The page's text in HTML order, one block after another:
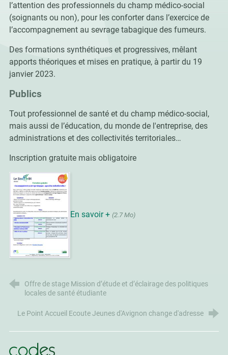
l’attention des professionnels du champ médico-social
(soignants ou non), pour les conforter dans l’exercice de
l’accompagnement au sevrage tabagique des fumeurs.
Des formations synthétiques et progressives, mêlant
apports théoriques et mises en pratique, à partir du 19
janvier 2023.
Publics
Tout professionnel de santé et du champ médico-social,
mais aussi de l’éducation, du monde de l'entreprise, des
administrations et des collectivités territoriales…
Inscription gratuite mais obligatoire
En savoir + (2.7 Mo)
Offre de stage Mission d’étude et d’éclairage des politiques
locales de santé étudiante
Le Point Accueil Ecoute Jeunes d'Avignon change d'adresse
CoDES 84